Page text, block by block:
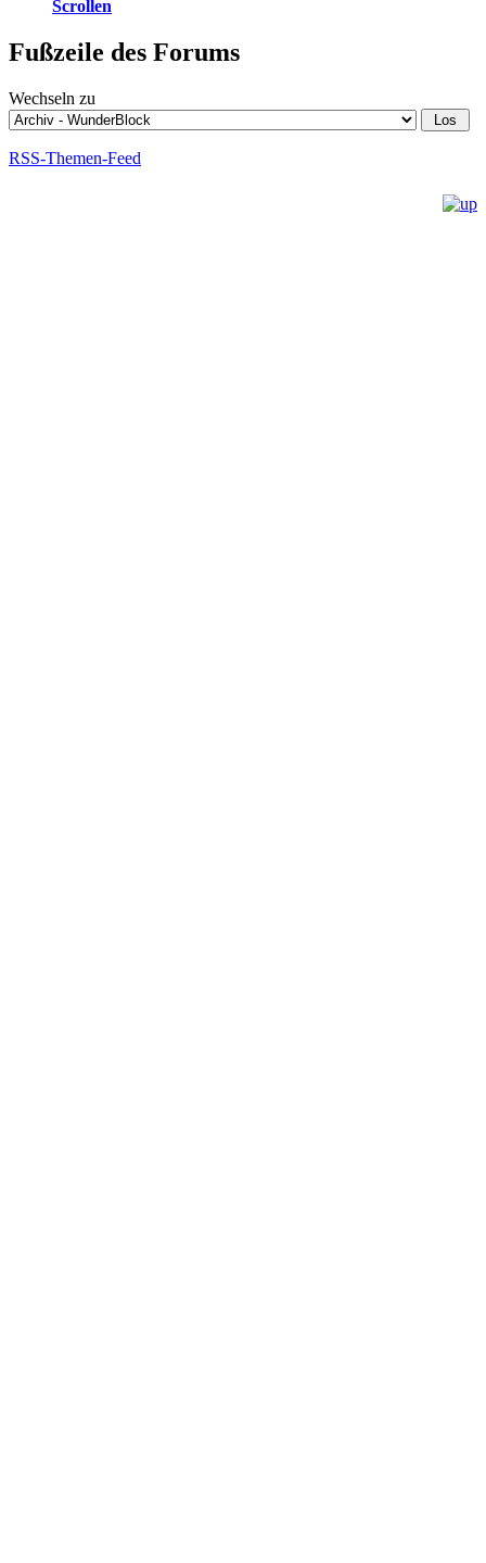
Scrollen
Fußzeile des Forums
Wechseln zu
RSS-Themen-Feed